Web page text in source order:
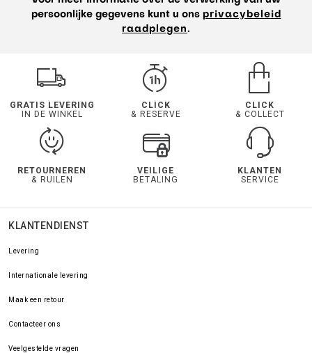
persoonlijke gegevens kunt u ons privacybeleid
raadplegen.
GRATIS LEVERING
IN DE WINKEL
CLICK
& RESERVE
CLICK
& COLLECT
RETOURNEREN
& RUILEN
VEILIGE
BETALING
KLANTEN
SERVICE
KLANTENDIENST
Levering
Internationale levering
Maak een retour
Contacteer ons
Veelgestelde vragen